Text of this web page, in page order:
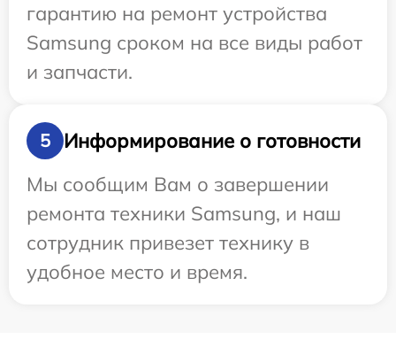
гарантию на ремонт устройства
Samsung сроком на все виды работ
и запчасти.
5
Информирование о готовности
Мы сообщим Вам о завершении
ремонта техники Samsung, и наш
сотрудник привезет технику в
удобное место и время.